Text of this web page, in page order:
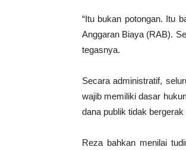
“Itu bukan potongan. Itu
Anggaran Biaya (RAB).
tegasnya.
Secara administratif,
wajib memiliki dasar
dana publik tidak
Reza bahkan menilai